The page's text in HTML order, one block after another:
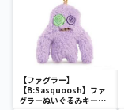
【ファグラー】
【B:Sasquoosh】ファ
グラーぬいぐるみキーリ